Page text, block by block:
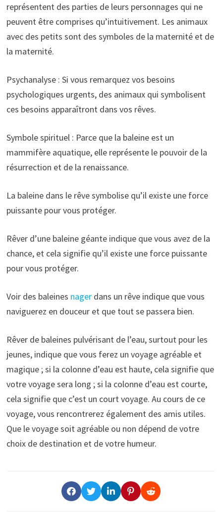
représentent des parties de leurs personnages qui ne
peuvent être comprises qu’intuitivement. Les animaux
avec des petits sont des symboles de la maternité et de
la maternité.
Psychanalyse : Si vous remarquez vos besoins
psychologiques urgents, des animaux qui symbolisent
ces besoins apparaîtront dans vos rêves.
Symbole spirituel : Parce que la baleine est un
mammifère aquatique, elle représente le pouvoir de la
résurrection et de la renaissance.
La baleine dans le rêve symbolise qu’il existe une force
puissante pour vous protéger.
Rêver d’une baleine géante indique que vous avez de la
chance, et cela signifie qu’il existe une force puissante
pour vous protéger.
Voir des baleines nagerdans un rêve indique que vous
naviguerez en douceur et que tout se passera bien.
Rêver de baleines pulvérisant de l’eau, surtout pour les
jeunes, indique que vous ferez un voyage agréable et
magique ; si la colonne d’eau est haute, cela signifie que
votre voyage sera long ; si la colonne d’eau est courte,
cela signifie que c’est un court voyage. Au cours de ce
voyage, vous rencontrerez également des amis utiles.
Que le voyage soit agréable ou non dépend de votre
choix de destination et de votre humeur.